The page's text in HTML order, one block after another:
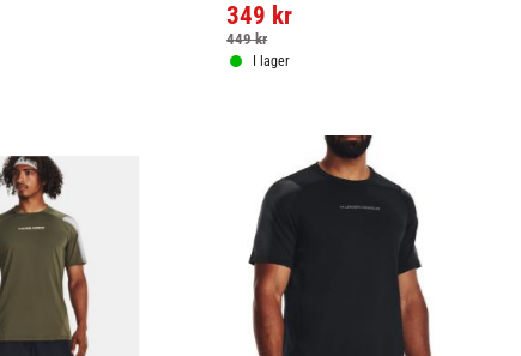
349 kr
449kr
I lager